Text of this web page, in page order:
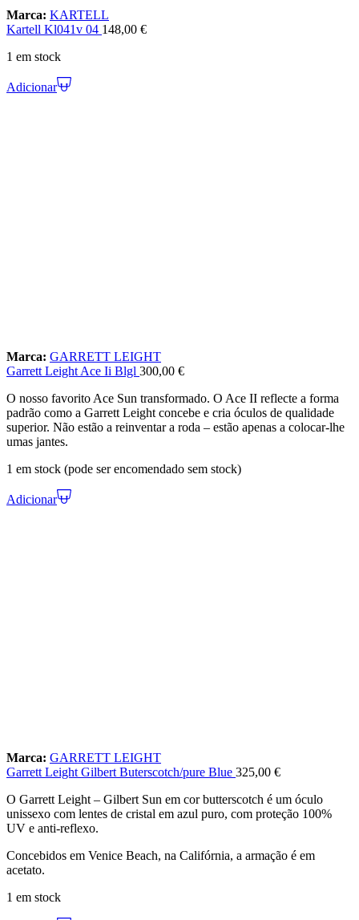
Marca: KARTELL
Kartell Kl041v 04 148,00 €
1 em stock
Adicionar
Marca: GARRETT LEIGHT
Garrett Leight Ace Ii Blgl 300,00 €
O nosso favorito Ace Sun transformado. O Ace II reflecte a forma
padrão como a Garrett Leight concebe e cria óculos de qualidade
superior. Não estão a reinventar a roda – estão apenas a colocar-lhe
umas jantes.
1 em stock (pode ser encomendado sem stock)
Adicionar
Marca: GARRETT LEIGHT
Garrett Leight Gilbert Buterscotch/pure Blue 325,00 €
O Garrett Leight – Gilbert Sun em cor butterscotch é um óculo
unissexo com lentes de cristal em azul puro, com proteção 100%
UV e anti-reflexo.
Concebidos em Venice Beach, na Califórnia, a armação é em
acetato.
1 em stock